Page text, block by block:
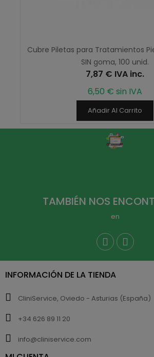
Cubre Piletas para Tratamientos
SIN goma, 100 unid.
7,87 € IVA inc.
6,50 € sin IVA
Añadir Al Carrito
TAMBIÉN NOS
en
INFORMACIÓN DE LA TIENDA
CliniService, Oviedo - Asturias (España)
+34 626 89 11 20
info@cliniservice.com